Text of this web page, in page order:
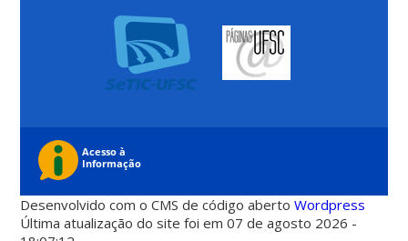
Desenvolvido com o CMS de código abertoWordpress
Última atualização do site foi em 07 de agosto 2026 -